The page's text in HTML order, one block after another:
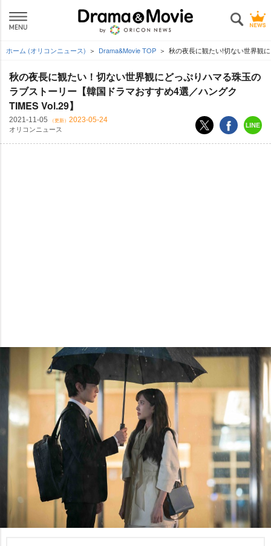
ホーム (オリコンニュース) Drama&Movie TOP 秋の夜長に観たい!切ない世界観
秋の夜長に観たい！切ない世界観にどっぷりハマる珠玉の
ラブストーリー【韓国ドラマおすすめ4選／ハングク
TIMES Vol.29】
2021-11-05 （更新） 2023-05-24
オリコンニュース